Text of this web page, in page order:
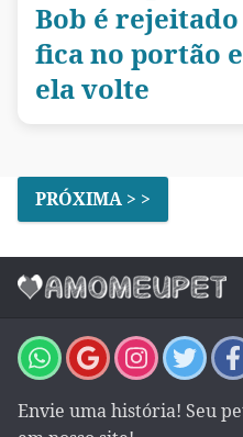
Bob é
fica no portão
ela volte
PRÓXIMA > >
Envie uma história! Seu